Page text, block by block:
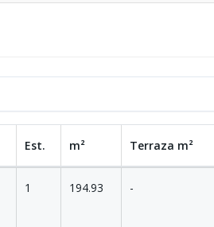
Est. m² Terraza m²
1 194.93 -